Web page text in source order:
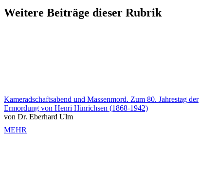
Weitere Beiträge dieser Rubrik
Kameradschaftsabend und Massenmord. Zum 80. Jahrestag der
Ermordung von Henri Hinrichsen (1868-1942)
von Dr. Eberhard Ulm
MEHR